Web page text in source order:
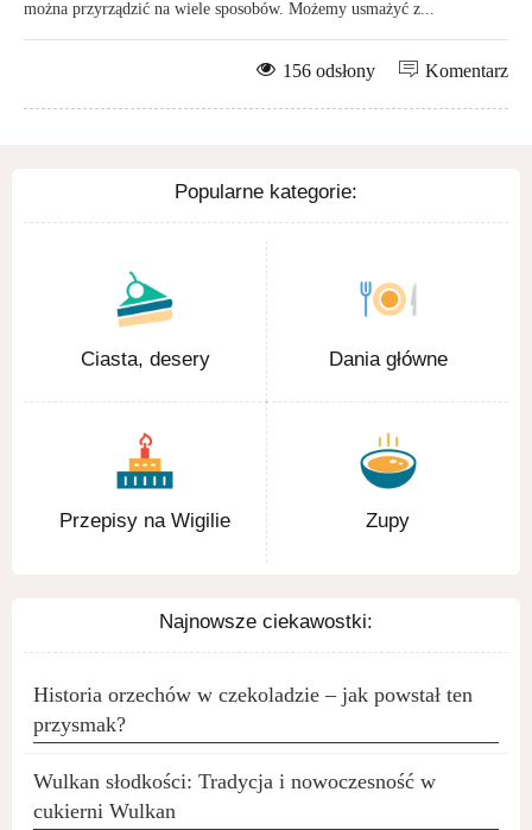
można przyrządzić na wiele sposobów. Możemy usmażyć z...
Komentarz
156 odsłony
Popularne kategorie:
Ciasta, desery Dania główne
Przepisy na Wigilie Zupy
Najnowsze ciekawostki:
Historia orzechów w czekoladzie – jak powstał ten
przysmak?
Wulkan słodkości: Tradycja i nowoczesność w
cukierni Wulkan